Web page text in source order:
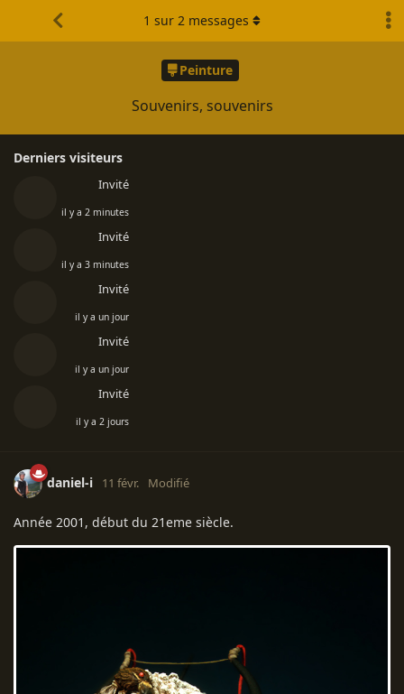
Peinture
Souvenirs, souvenirs
Derniers visiteurs
Invité
il y a 2 minutes
Invité
il y a 3 minutes
Invité
il y a un jour
Invité
il y a un jour
Invité
il y a 2 jours
1 sur 2 messages
daniel-i 11 févr. Modifié
Année 2001, début du 21eme siècle.